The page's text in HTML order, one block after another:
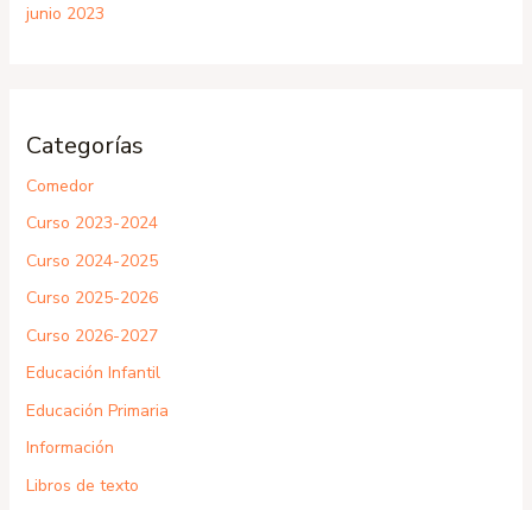
junio 2023
Categorías
Comedor
Curso 2023-2024
Curso 2024-2025
Curso 2025-2026
Curso 2026-2027
Educación Infantil
Educación Primaria
Información
Libros de texto